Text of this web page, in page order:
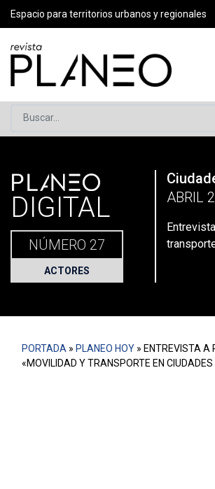
Espacio para territorios urbanos y regionales
Buscar...
Portada» Planeo Hoy Entrevista a
PLANEO
DIGITAL
NÚMERO 27
ACTORES
ABRIL
PORTADA » PLANEO HOY » ENTREVISTA A
«MOVILIDAD Y TRANSPORTE EN